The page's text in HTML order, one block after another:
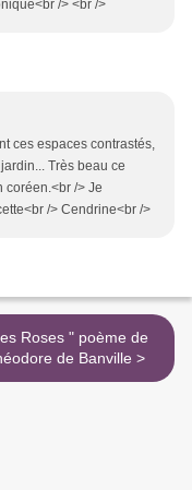
/> <br />
ces espaces contrastés,
Très beau ce
coréen.<br /> Je
/> Cendrine<br />
Roses " poème de
Théodore de Banville >